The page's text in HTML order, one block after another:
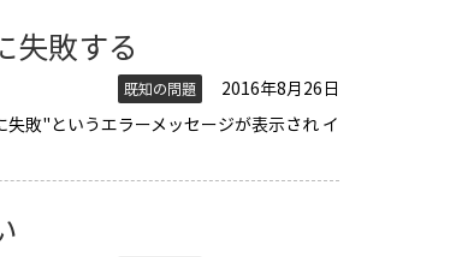
失敗する
既知の問題
2016年8月26日
敗"というエラーメッセージが表示され イ